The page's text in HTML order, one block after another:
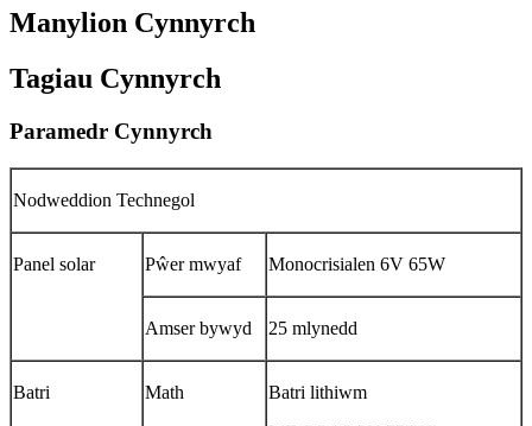
Manylion Cynnyrch
Tagiau Cynnyrch
Paramedr Cynnyrch
Nodweddion Technegol
Panel solar Pŵer mwyaf Monocrisialen 6V 65W
Amser bywyd 25 mlynedd
Batri Math
Batri lithiwm